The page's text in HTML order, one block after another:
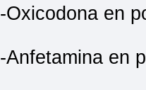
-Oxicodona en
-Anfetamina en